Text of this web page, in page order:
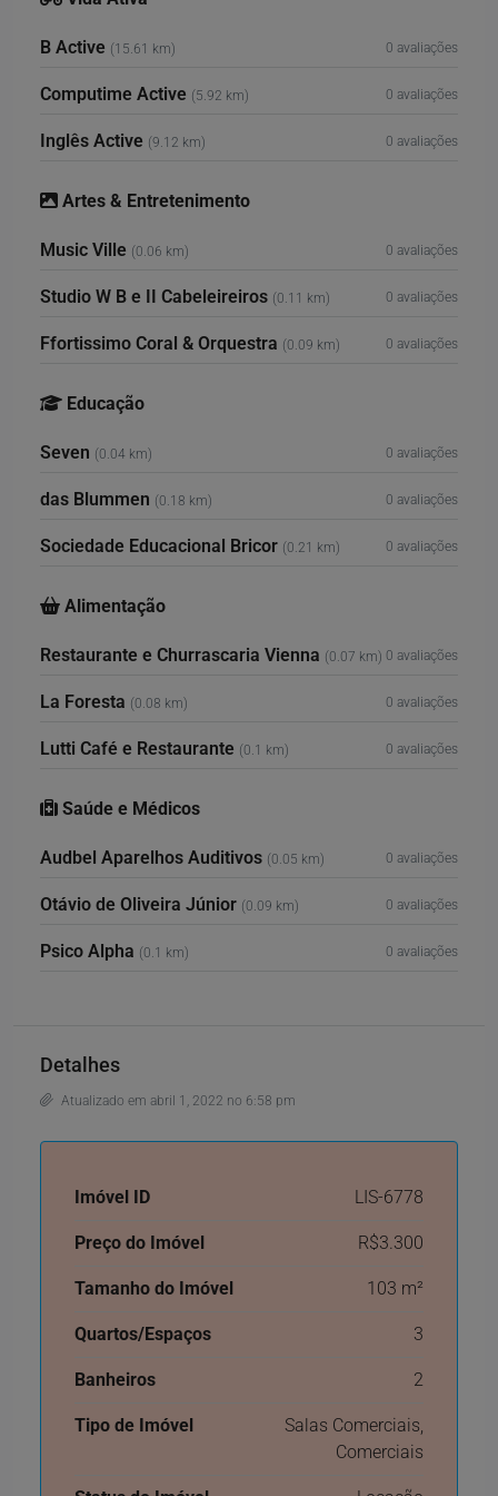
B Active (15.61 km) 0 avaliações
Computime Active (5.92 km) 0 avaliações
Inglês Active (9.12 km) 0 avaliações
Artes & Entretenimento
Music Ville (0.06 km) 0 avaliações
Studio W B e II Cabeleireiros (0.11 km) 0 avaliações
Ffortissimo Coral & Orquestra (0.09 km) 0 avaliações
Educação
Seven (0.04 km) 0 avaliações
das Blummen (0.18 km) 0 avaliações
Sociedade Educacional Bricor (0.21 km) 0 avaliações
Alimentação
Restaurante e Churrascaria Vienna (0.07 km) 0 avaliações
La Foresta (0.08 km) 0 avaliações
Lutti Café e Restaurante (0.1 km) 0 avaliações
Saúde e Médicos
Audbel Aparelhos Auditivos (0.05 km) 0 avaliações
Otávio de Oliveira Júnior (0.09 km) 0 avaliações
Psico Alpha (0.1 km) 0 avaliações
Detalhes
Atualizado em abril 1, 2022 no 6:58 pm
Imóvel ID LIS-6778
Preço do Imóvel R$3.300
Tamanho do Imóvel 103 m²
Quartos/Espaços 3
Banheiros 2
Tipo de Imóvel
Salas Comerciais,
Comerciais